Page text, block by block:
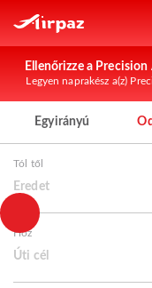
Ellenőrizze a
Legyen naprakész a(z)
Egyirányú
Tól től
Eredet
Hoz
Úti cél